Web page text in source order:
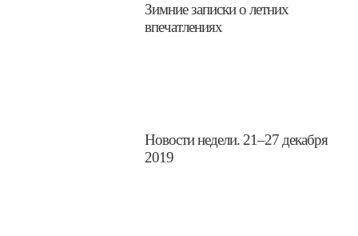
​Зимние записки о летних
впечатлениях
​Новости недели. 21–27 декабря
2019